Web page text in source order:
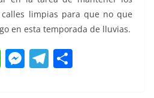
limpias para que no que
en esta temporada de lluvias.
W M T